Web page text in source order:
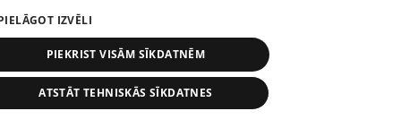
pirms 8 mēnešiem
Sarunā ar Inesi Supi "Ērkšķu" Evita izplūst asarās
IZVĒLI
PIEKRIST VISĀM SĪKDATNĒM
ATSTĀT TEHNISKĀS SĪKDATNES